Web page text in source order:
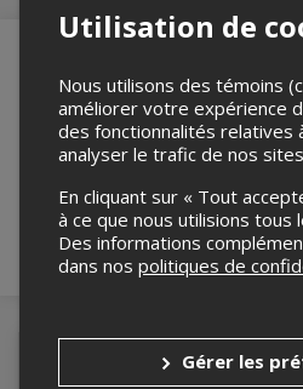
Merci de confirmer que
robot ci-
Détails de l'événement
Utilisation de
Nous utilisons des témoins
améliorer votre expérience
des fonctionnalités relatives
analyser le trafic de nos
En cliquant sur « Tout
à ce que nous utilisions tous
Des informations
dans nos politiques de
Gérer les